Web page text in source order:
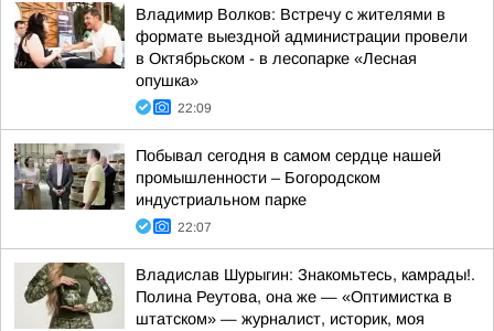
Владимир Волков: Встречу с жителями в
формате выездной администрации провели
в Октябрьском - в лесопарке «Лесная
опушка»
22:09
Побывал сегодня в самом сердце нашей
промышленности – Богородском
индустриальном парке
22:07
Владислав Шурыгин: Знакомьтесь, камрады!.
Полина Реутова, она же — «Оптимистка в
штатском» — журналист, историк, моя